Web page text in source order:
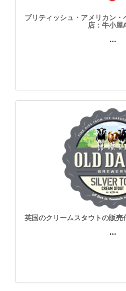
ブリティッシュ・アメリカン
店：牛小屋
…
英国のクリームスタウトの販
…